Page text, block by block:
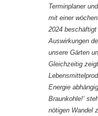
Terminplaner
mit einer
2024
Auswirkungen
unsere Gärten
Gleichzeitig
Energie
Braunkohle!‘
nötigen Wandel